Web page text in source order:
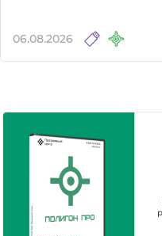
06.08.2026